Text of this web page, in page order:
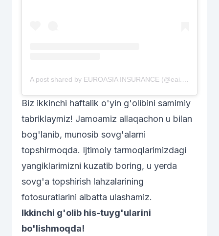
Biz ikkinchi haftalik o'yin g'olibini samimiy
tabriklaymiz! Jamoamiz allaqachon u bilan
bog'lanib, munosib sovg'alarni
topshirmoqda. Ijtimoiy tarmoqlarimizdagi
yangiklarimizni kuzatib boring, u yerda
sovg'a topshirish lahzalarining
fotosuratlarini albatta ulashamiz.
Ikkinchi g'olib his-tuyg'ularini
bo'lishmoqda!